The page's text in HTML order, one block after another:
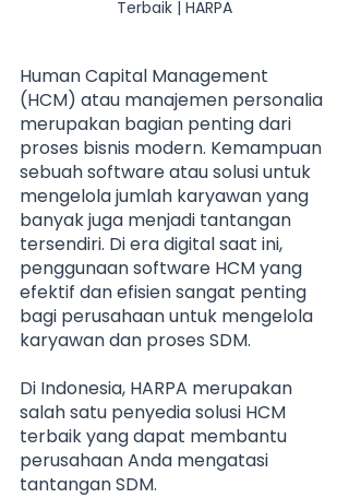
Terbaik | HARPA
Human Capital Management
(HCM) atau manajemen personalia
merupakan bagian penting dari
proses bisnis modern. Kemampuan
sebuah software atau solusi untuk
mengelola jumlah karyawan yang
banyak juga menjadi tantangan
tersendiri. Di era digital saat ini,
penggunaan software HCM yang
efektif dan efisien sangat penting
bagi perusahaan untuk mengelola
karyawan dan proses SDM.
Di Indonesia, HARPA merupakan
salah satu penyedia solusi HCM
terbaik yang dapat membantu
perusahaan Anda mengatasi
tantangan SDM.